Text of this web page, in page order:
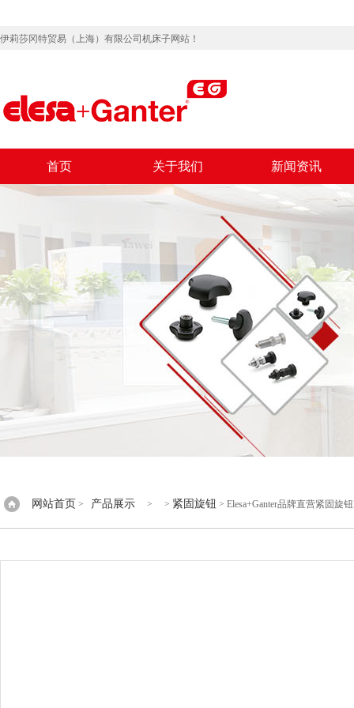
伊莉莎冈特贸易（上海）有限公司机床子网站！
首页 关于我们 新闻资讯
网站首页 > 产品展示 > > 紧固旋钮 > Elesa+Ganter品牌直营紧固旋